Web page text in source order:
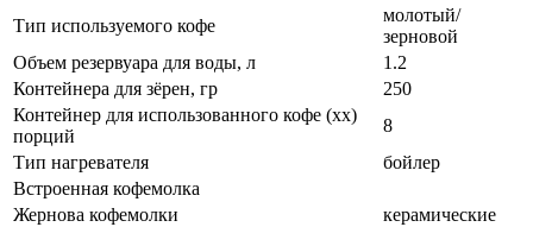
Тип используемого кофе
молотый/
зерновой
Объем резервуара для воды, л
1.2
Контейнера для зёрен, гр
250
Контейнер для использованного кофе (хх)
порций
8
Тип нагревателя
бойлер
Встроенная кофемолка
Жернова кофемолки
керамические